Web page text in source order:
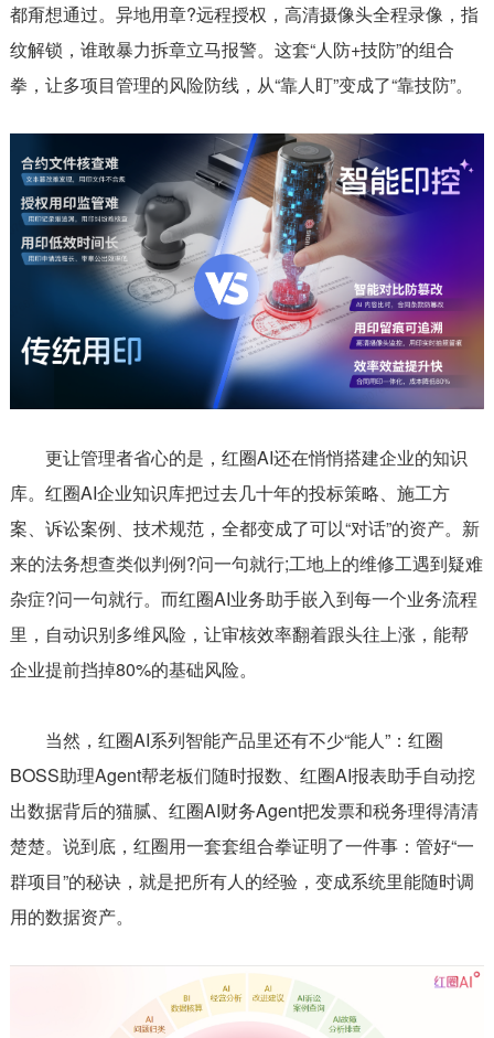
都甭想通过。异地用章?远程授权，高清摄像头全程录像，指
纹解锁，谁敢暴力拆章立马报警。这套“人防+技防”的组合
拳，让多项目管理的风险防线，从“靠人盯”变成了“靠技防”。
更让管理者省心的是，红圈AI还在悄悄搭建企业的知识
库。红圈AI企业知识库把过去几十年的投标策略、施工方
案、诉讼案例、技术规范，全都变成了可以“对话”的资产。新
来的法务想查类似判例?问一句就行;工地上的维修工遇到疑难
杂症?问一句就行。而红圈AI业务助手嵌入到每一个业务流程
里，自动识别多维风险，让审核效率翻着跟头往上涨，能帮
企业提前挡掉80%的基础风险。
当然，红圈AI系列智能产品里还有不少“能人”：红圈
BOSS助理Agent帮老板们随时报数、红圈AI报表助手自动挖
出数据背后的猫腻、红圈AI财务Agent把发票和税务理得清清
楚楚。说到底，红圈用一套套组合拳证明了一件事：管好“一
群项目”的秘诀，就是把所有人的经验，变成系统里能随时调
用的数据资产。